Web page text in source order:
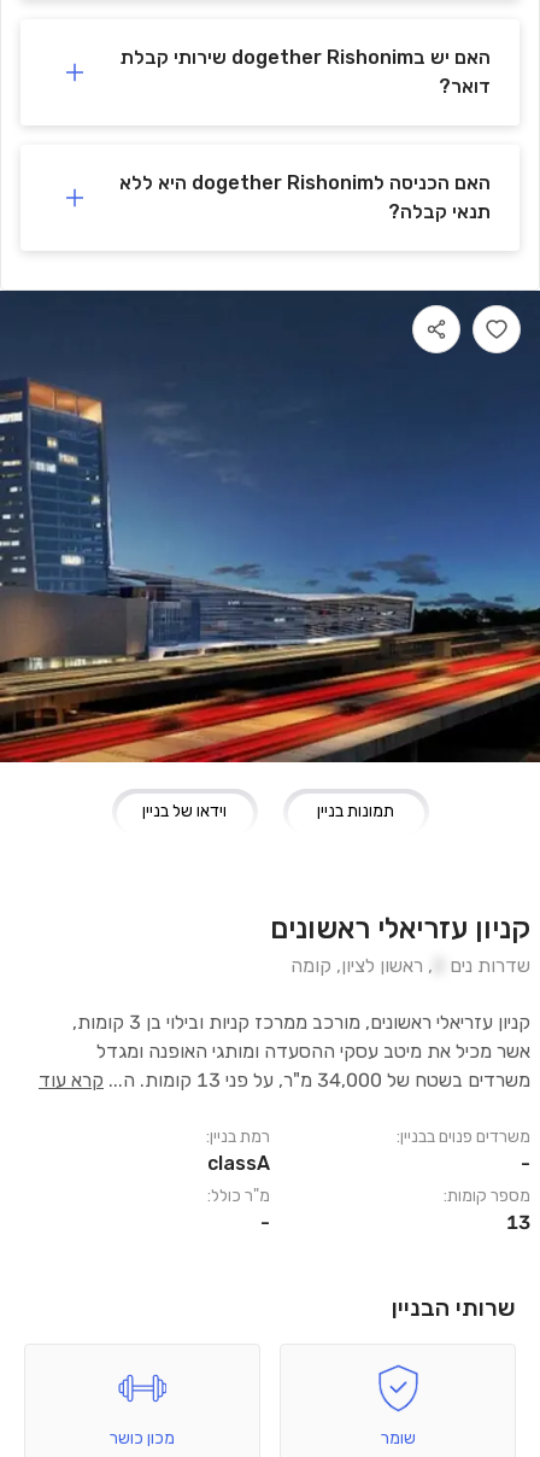
האם יש בdogether Rishonim שירותי קבלת
דואר?
האם הכניסה לdogether Rishonim היא ללא
תנאי קבלה?
קניון עזריאלי ראשונים
שדרות נים , ראשון לציון, קומה
קניון עזריאלי ראשונים, מורכב ממרכז קניות ובילוי בן 3 קומות,
אשר מכיל את מיטב עסקי ההסעדה ומותגי האופנה ומגדל
משרדים בשטח של 34,000 מ"ר, על פני 13 קומות. ה
... קרא עוד
משרדים פנוים בבניין:
-
מספר קומות:
13
רמת בניין:
classA
מ"ר כולל:
-
תמונות בניין וידאו של בניין
שרותי הבניין
שומר מכון כושר